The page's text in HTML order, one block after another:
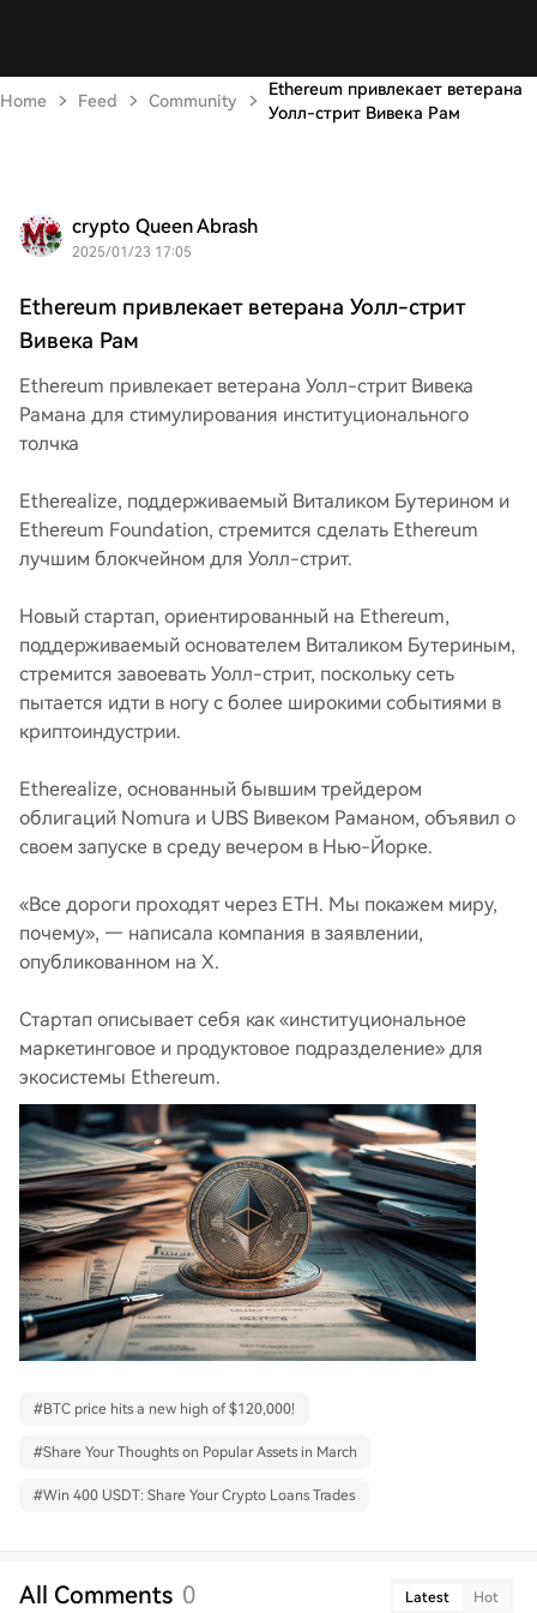
Home Feed Community
Ethereum привлекает ветерана
Уолл-стрит Вивека Рам
crypto Queen Abrash
2025/01/23 17:05
Ethereum привлекает ветерана Уолл-стрит
Вивека Рам
Ethereum привлекает ветерана Уолл-стрит Вивека
Рамана для стимулирования институционального
толчка
Etherealize, поддерживаемый Виталиком Бутерином и
Ethereum Foundation, стремится сделать Ethereum
лучшим блокчейном для Уолл-стрит.
Новый стартап, ориентированный на Ethereum,
поддерживаемый основателем Виталиком Бутериным,
стремится завоевать Уолл-стрит, поскольку сеть
пытается идти в ногу с более широкими событиями в
криптоиндустрии.
Etherealize, основанный бывшим трейдером
облигаций Nomura и UBS Вивеком Раманом, объявил о
своем запуске в среду вечером в Нью-Йорке.
«Все дороги проходят через ETH. Мы покажем миру,
почему», — написала компания в заявлении,
опубликованном на X.
Стартап описывает себя как «институциональное
маркетинговое и продуктовое подразделение» для
экосистемы Ethereum.
#BTC price hits a new high of $120,000!
#Share Your Thoughts on Popular Assets in March
#Win 400 USDT: Share Your Crypto Loans Trades
All Comments 0 Latest Hot